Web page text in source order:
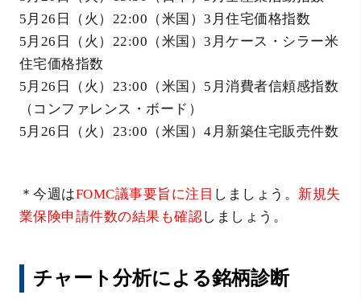
5月26日（火）22:00（米国）3月住宅価格指数
5月26日（火）22:00（米国）3月ケース・シラー米
住宅価格指数
5月26日（火）23:00（米国）5月消費者信頼感指数
（コンファレンス・ボード）
5月26日（火）23:00（米国）4月新築住宅販売件数
＊今週はFOMC議事要旨に注目 しましょう。 新規失
業保険申請件数の結果も確認しましょう。
チャート分析による銘柄診断